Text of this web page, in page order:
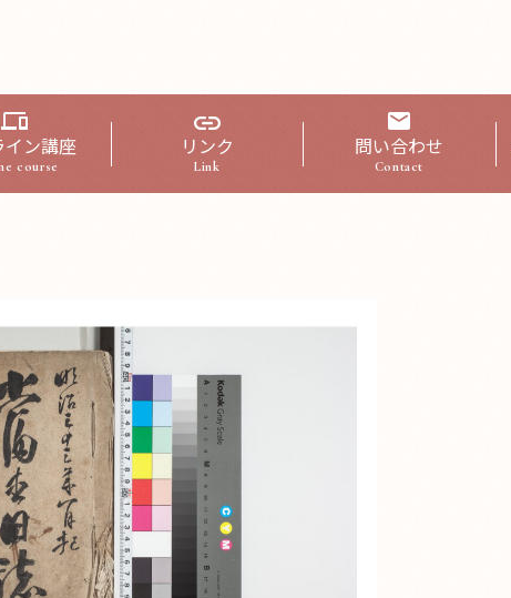
イン講座
course
リンク
Link
問い合わせ
Contact